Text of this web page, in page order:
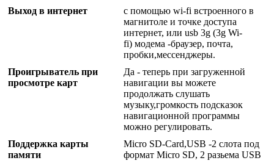
Выход в интернет
с помощью wi-fi встроенного в
магнитоле и точке доступа
интернет, или usb 3g (3g Wi-
fi) модема -браузер, почта,
пробки,мессенджеры.
Проигрыватель при
просмотре карт
Да - теперь при загруженной
навигации вы можете
продолжать слушать
музыку,громкость подсказок
навигационной программы
можно регулировать.
Поддержка карты
памяти
Micro SD-Card,USB -2 слота под
формат Micro SD, 2 разьема USB